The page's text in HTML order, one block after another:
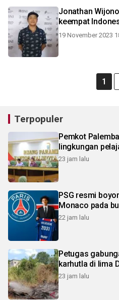
Jonathan
keempat
19 November 2023
1
Terpopuler
Pemkot
lingkungan
23 jam lalu
PSG resmi
Monaco pada
22 jam lalu
Petugas
karhutla di lima
23 jam lalu